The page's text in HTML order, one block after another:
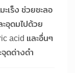
เร็ง ช่วยชะลอ
อุดมไปด้วย
acid และอื่นๆ
ดด่างดำ